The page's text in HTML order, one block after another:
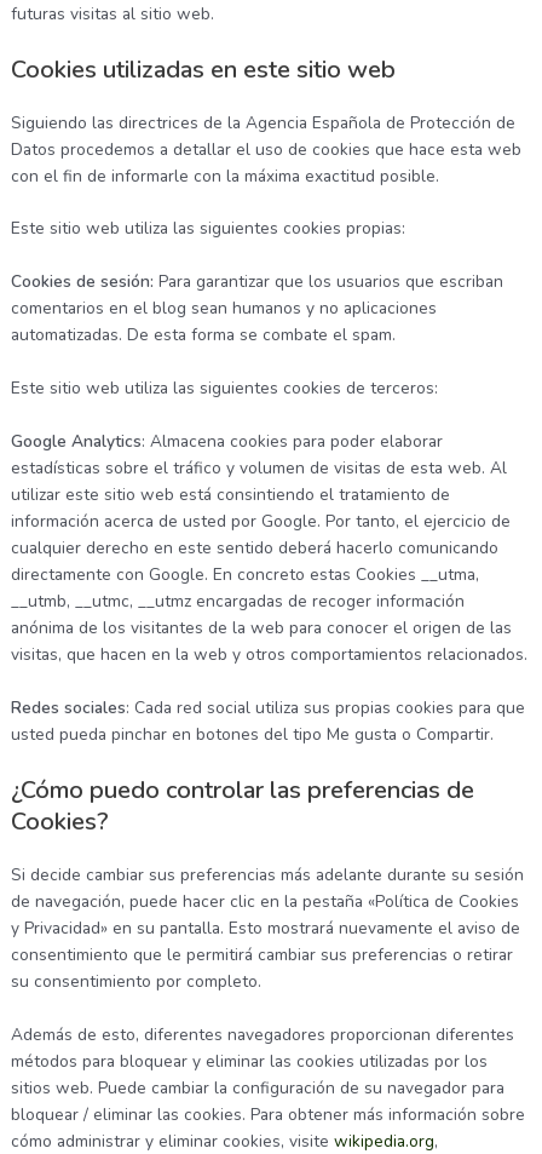
futuras visitas al sitio web.
Cookies utilizadas en este sitio web
Siguiendo las directrices de la Agencia Española de Protección de
Datos procedemos a detallar el uso de cookies que hace esta web
con el fin de informarle con la máxima exactitud posible.
Este sitio web utiliza las siguientes cookies propias:
Cookies de sesión: Para garantizar que los usuarios que escriban
comentarios en el blog sean humanos y no aplicaciones
automatizadas. De esta forma se combate el spam.
Este sitio web utiliza las siguientes cookies de terceros:
Google Analytics: Almacena cookies para poder elaborar
estadísticas sobre el tráfico y volumen de visitas de esta web. Al
utilizar este sitio web está consintiendo el tratamiento de
información acerca de usted por Google. Por tanto, el ejercicio de
cualquier derecho en este sentido deberá hacerlo comunicando
directamente con Google. En concreto estas Cookies __utma,
__utmb, __utmc, __utmz encargadas de recoger información
anónima de los visitantes de la web para conocer el origen de las
visitas, que hacen en la web y otros comportamientos relacionados.
Redes sociales: Cada red social utiliza sus propias cookies para que
usted pueda pinchar en botones del tipo Me gusta o Compartir.
¿Cómo puedo controlar las preferencias de
Cookies?
Si decide cambiar sus preferencias más adelante durante su sesión
de navegación, puede hacer clic en la pestaña «Política de Cookies
y Privacidad» en su pantalla. Esto mostrará nuevamente el aviso de
consentimiento que le permitirá cambiar sus preferencias o retirar
su consentimiento por completo.
Además de esto, diferentes navegadores proporcionan diferentes
métodos para bloquear y eliminar las cookies utilizadas por los
sitios web. Puede cambiar la configuración de su navegador para
bloquear / eliminar las cookies. Para obtener más información sobre
cómo administrar y eliminar cookies, visite wikipedia.org,